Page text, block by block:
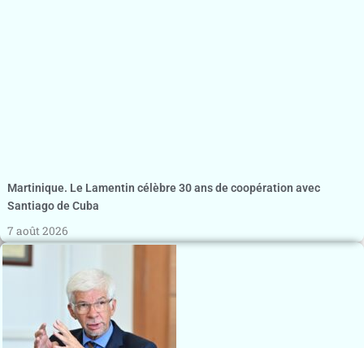
Martinique. Le Lamentin célèbre 30 ans de coopération avec
Santiago de Cuba
7 août 2026